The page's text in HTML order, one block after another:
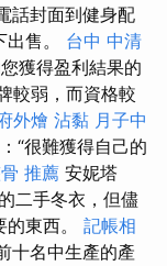
話封面到健身配
售。 台中 中清
獲得盈利結果的
較弱，而資格較
外燴 沾黏 月子中
“很難獲得自己的
推薦 安妮塔
二手冬衣，但儘
東西。 記帳相
十名中生產的產